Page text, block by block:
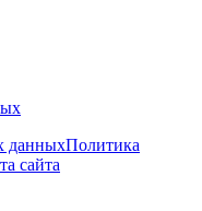
данныхПолитика
сайта